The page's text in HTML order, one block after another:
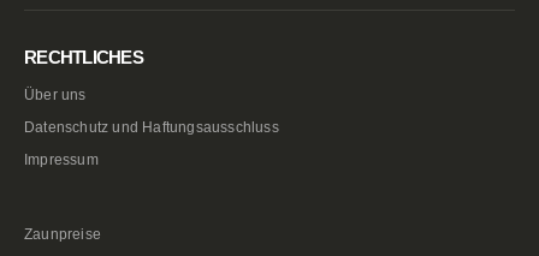
RECHTLICHES
Über uns
Datenschutz und Haftungsausschluss
Impressum
Zaunpreise